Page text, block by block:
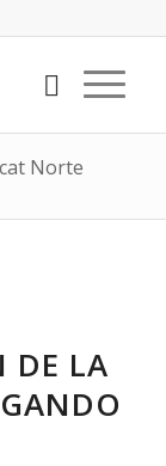
Norte
DE LA